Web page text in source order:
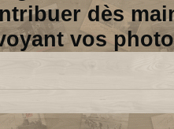
dès
vos